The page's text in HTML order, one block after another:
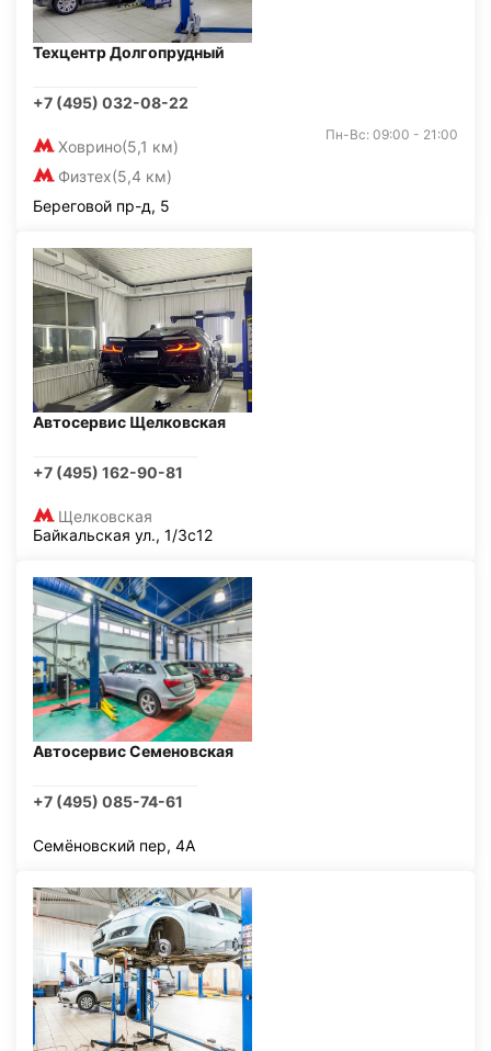
Техцентр Долгопрудный
+7 (495) 032-08-22
Ховрино(5,1 км)
Физтех(5,4 км)
Пн-Вс: 09:00 - 21:00
Береговой пр-д, 5
Автосервис Щелковская
+7 (495) 162-90-81
Щелковская
Байкальская ул., 1/3с12
Автосервис Семеновская
+7 (495) 085-74-61
Семёновский пер, 4А